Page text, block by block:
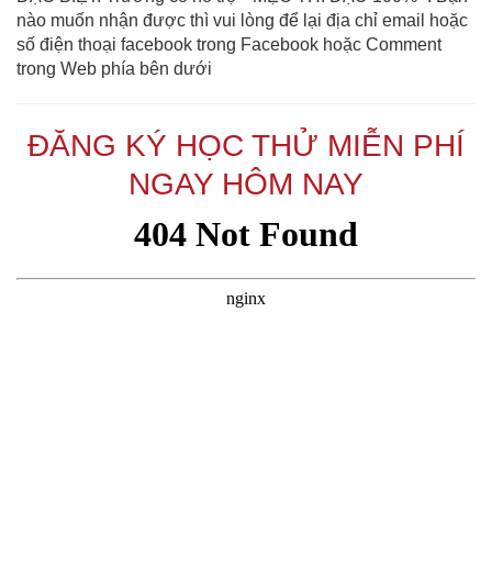
nào muốn nhận được thì vui lòng để lại địa chỉ email hoặc
số điện thoại facebook trong Facebook hoặc Comment
trong Web phía bên dưới
ĐĂNG KÝ HỌC THỬ MIỄN PHÍ
NGAY HÔM NAY